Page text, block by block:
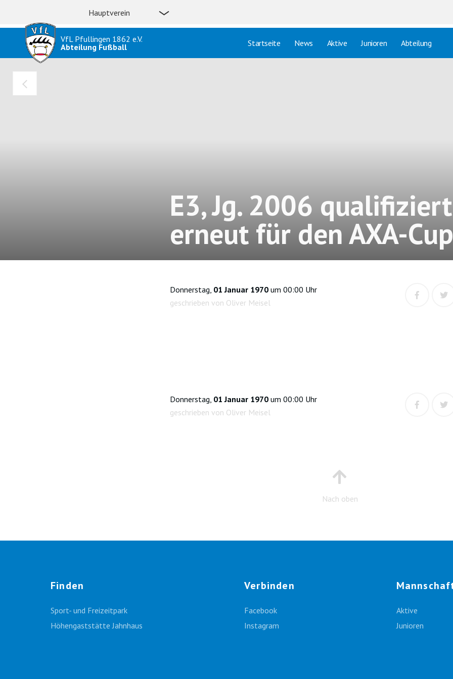
VfL Pfullingen 1862 e.V.
Abteilung Fußball
Hauptverein
Startseite News Aktive Junioren Abteilung
E3, Jg. 2006
erneut für den AXA-Cup
Donnerstag, 01 Januar 1970 um 00:00 Uhr
geschrieben von Oliver Meisel
Donnerstag, 01 Januar 1970 um 00:00 Uhr
geschrieben von Oliver Meisel
Nach oben
Finden
Sport- und Freizeitpark
Höhengaststätte Jahnhaus
Verbinden
Facebook
Instagram
Aktive
Junioren